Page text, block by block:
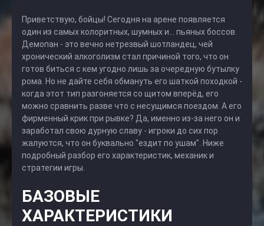
Приветствую, бойцы! Сегодня на арене появляется
один из самых колоритных, шумных и... пьяных боссов.
Демопан - это вечно нетрезвый шотландец, чей
хронический алкоголизм стал причиной того, что он
готов биться с кем угодно лишь за очередную бутылку
рома. Но не дайте себя обмануть его шаткой походкой -
когда этот тип разгоняется со щитом вперёд, его
можно сравнить разве что с несущимся поездом. А его
фирменный крик при рывке? Да, именно из-за него он и
заработал свою дурную славу - игроки до сих пор
жалуются, что он буквально "ездит по ушам". Ниже
подробный разбор его характеристик, механик и
стратегии игры.
БАЗОВЫЕ
ХАРАКТЕРИСТИКИ